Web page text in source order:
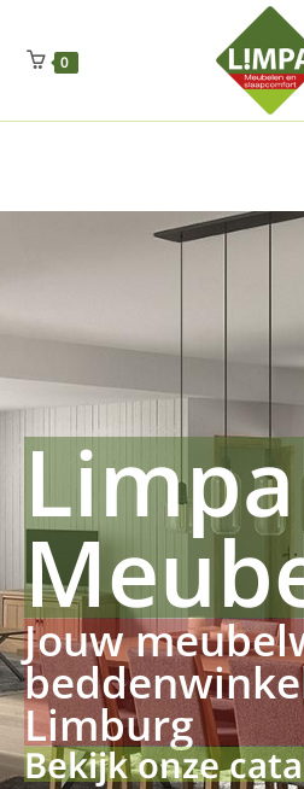
Drueckerpro
Fettsauren Dekemax
Luftkuhlen Zauberfan Netzfenste
0
Limpa
Jouw
Limburg
Bekijk onze